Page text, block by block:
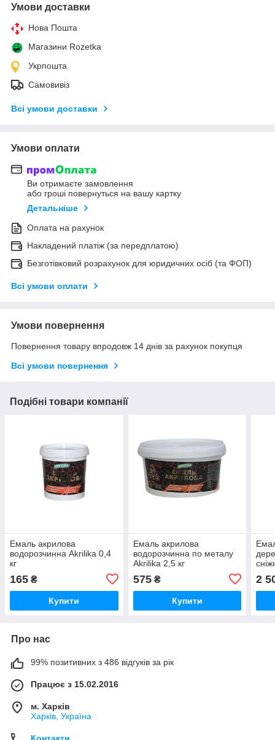
Умови доставки
Нова Пошта
Магазини Rozetka
Укрпошта
Самовивіз
Всі умови доставки
Умови оплати
Ви отримаєте замовлення
або гроші повернуться на вашу картку
Детальніше
Оплата на рахунок
Накладений платіж (за передплатою)
Безготівковий розрахунок для юридичних осіб (та ФОП)
Всі умови оплати
Умови повернення
Повернення товару впродовж 14 днів за рахунок покупця
Всі умови повернення
Подібні товари компанії
Емаль акрилова
водорозчинна Akrilika 0,4
кг
165 ₴
Купити
Емаль акрилова
водорозчинна по металу
Akrilika 2,5 кг
575₴
Купити
2
Про нас
99% позитивних з 486 відгуків за рік
Працює з 15.02.2016
м. Харків
Харків, Україна